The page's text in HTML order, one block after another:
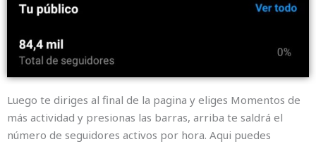
Luego te diriges al final de la pagina y eliges Momentos de
más actividad y presionas las barras, arriba te saldrá el
número de seguidores activos por hora. Aqui puedes